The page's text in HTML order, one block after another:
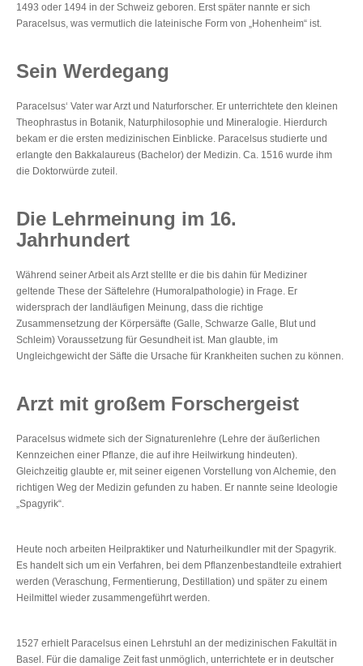
1493 oder 1494 in der Schweiz geboren. Erst später nannte er sich
Paracelsus, was vermutlich die lateinische Form von „Hohenheim“ ist.
Sein Werdegang
Paracelsus‘ Vater war Arzt und Naturforscher. Er unterrichtete den kleinen
Theophrastus in Botanik, Naturphilosophie und Mineralogie. Hierdurch
bekam er die ersten medizinischen Einblicke. Paracelsus studierte und
erlangte den Bakkalaureus (Bachelor) der Medizin. Ca. 1516 wurde ihm
die Doktorwürde zuteil.
Die Lehrmeinung im 16.
Jahrhundert
Während seiner Arbeit als Arzt stellte er die bis dahin für Mediziner
geltende These der Säftelehre (Humoralpathologie) in Frage. Er
widersprach der landläufigen Meinung, dass die richtige
Zusammensetzung der Körpersäfte (Galle, Schwarze Galle, Blut und
Schleim) Voraussetzung für Gesundheit ist. Man glaubte, im
Ungleichgewicht der Säfte die Ursache für Krankheiten suchen zu können.
Arzt mit großem Forschergeist
Paracelsus widmete sich der Signaturenlehre (Lehre der äußerlichen
Kennzeichen einer Pflanze, die auf ihre Heilwirkung hindeuten).
Gleichzeitig glaubte er, mit seiner eigenen Vorstellung von Alchemie, den
richtigen Weg der Medizin gefunden zu haben. Er nannte seine Ideologie
„Spagyrik“.
Heute noch arbeiten Heilpraktiker und Naturheilkundler mit der Spagyrik.
Es handelt sich um ein Verfahren, bei dem Pflanzenbestandteile extrahiert
werden (Veraschung, Fermentierung, Destillation) und später zu einem
Heilmittel wieder zusammengeführt werden.
1527 erhielt Paracelsus einen Lehrstuhl an der medizinischen Fakultät in
Basel. Für die damalige Zeit fast unmöglich, unterrichtete er in deutscher